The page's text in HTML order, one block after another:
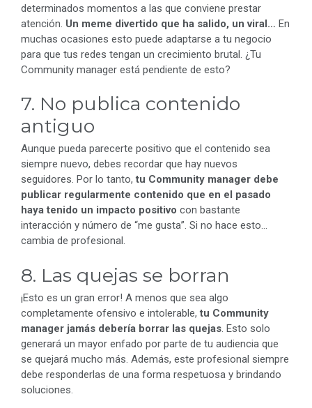
determinados momentos a las que conviene prestar
atención. Un meme divertido que ha salido, un viral… En
muchas ocasiones esto puede adaptarse a tu negocio
para que tus redes tengan un crecimiento brutal. ¿Tu
Community manager está pendiente de esto?
7. No publica contenido
antiguo
Aunque pueda parecerte positivo que el contenido sea
siempre nuevo, debes recordar que hay nuevos
seguidores. Por lo tanto,tu Community manager debe
publicar regularmente contenido que en el pasado
haya tenido un impacto positivo con bastante
interacción y número de “me gusta”. Si no hace esto…
cambia de profesional.
8. Las quejas se borran
¡Esto es un gran error! A menos que sea algo
completamente ofensivo e intolerable,tu Community
manager jamás debería borrar las quejas. Esto solo
generará un mayor enfado por parte de tu audiencia que
se quejará mucho más. Además, este profesional siempre
debe responderlas de una forma respetuosa y brindando
soluciones.